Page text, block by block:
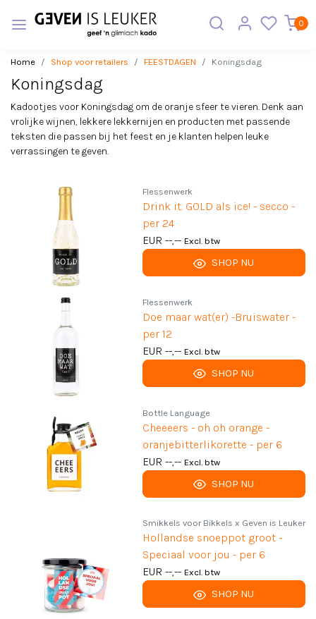
0
Home Shop voor retailers FEESTDAGEN Koningsdag
Koningsdag
Kadootjes voor Koningsdag om de oranje sfeer te vieren. Denk aan
vrolijke wijnen, lekkere lekkernijen en producten met passende
teksten die passen bij het feest en je klanten helpen leuke
verrassingen te geven.
Flessenwerk
Drink it. GOLD als ice! - secco -
per 24
EUR --,-- Excl. btw
SHOP NU
Flessenwerk
Doe maar wat(er) -Bruiswater -
per 12
EUR --,-- Excl. btw
SHOP NU
Bottle Language
Cheeeers - oh oh orange -
oranjebitterlikorette - per 6
EUR --,-- Excl. btw
SHOP NU
Smikkels voor Bikkels x Geven is Leuker
Hollandse snoeppot groot -
Speciaal voor jou - per 6
EUR --,-- Excl. btw
SHOP NU